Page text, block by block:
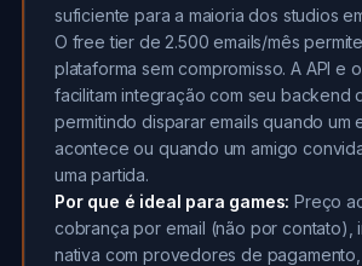
suficiente para a maioria dos studios
O free tier de 2.500 emails/mês
plataforma sem compromisso. A API e
facilitam integração com seu backend
permitindo disparar emails quando um
acontece ou quando um amigo
uma partida.
Por que é ideal para games: Preço
cobrança por email (não por contato),
nativa com provedores de